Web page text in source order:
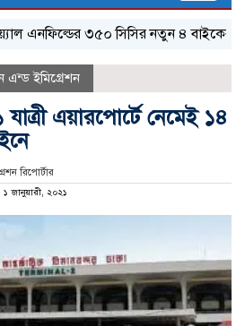
এনফিল্ডের ৩৫০ সিসির নতুন ৪ বাইকের যত
এন্ড ইমিগ্রেশন
এয়ারপোর্টে নেমেই ১৪
রিপোর্টার
জানুয়ারী, ২০২১